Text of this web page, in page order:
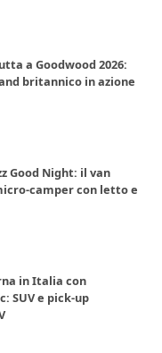
a Goodwood 2026:
britannico in azione
Good Night: il van
camper con letto e
in Italia con
SUV e pick-up